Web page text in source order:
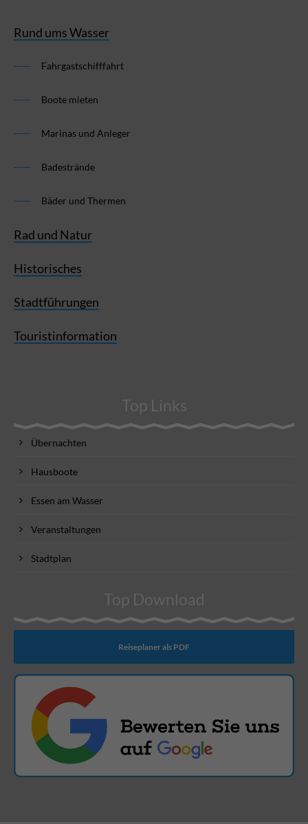
Rund ums Wasser
Fahrgastschifffahrt
Boote mieten
Marinas und Anleger
Badestrände
Bäder und Thermen
Rad und Natur
Historisches
Stadtführungen
Touristinformation
Top Links
Übernachten
Hausboote
Essen am Wasser
Veranstaltungen
Stadtplan
Top Download
Reiseplaner als PDF